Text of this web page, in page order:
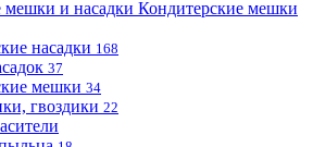
Кондитерские мешки
насадки 168
37
мешки 34
гвоздики 22